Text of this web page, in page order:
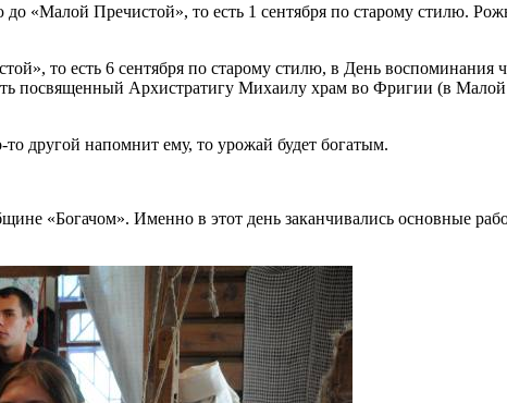
«Малой Пречистой», то есть 1 сентября по старому стилю.
то есть 6 сентября по старому стилю, в День воспоминания
посвященный Архистратигу Михаилу храм во Фригии (в Малой
то другой напомнит ему, то урожай будет богатым.
«Богачом». Именно в этот день заканчивались основные